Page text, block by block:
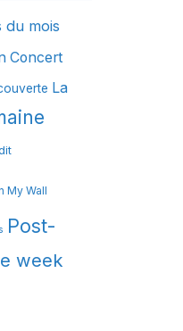
du mois
Concert
La
My Wall
Post-
week